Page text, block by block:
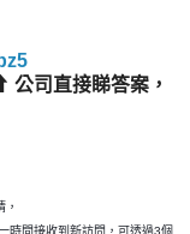
司直接睇答案，
時間接收到新訪問，可透過3個